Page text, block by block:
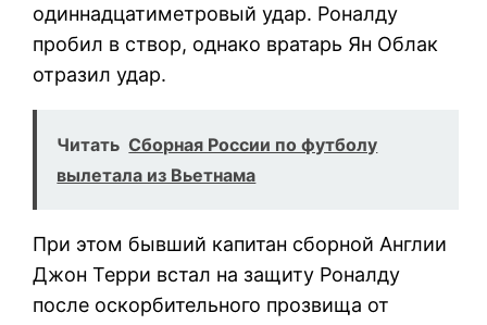
одиннадцатиметровый удар. Роналду
пробил в створ, однако вратарь Ян Облак
отразил удар.
Читать Сборная России по футболу
вылетала из Вьетнама
При этом бывший капитан сборной Англии
Джон Терри встал на защиту Роналду
после оскорбительного прозвища от